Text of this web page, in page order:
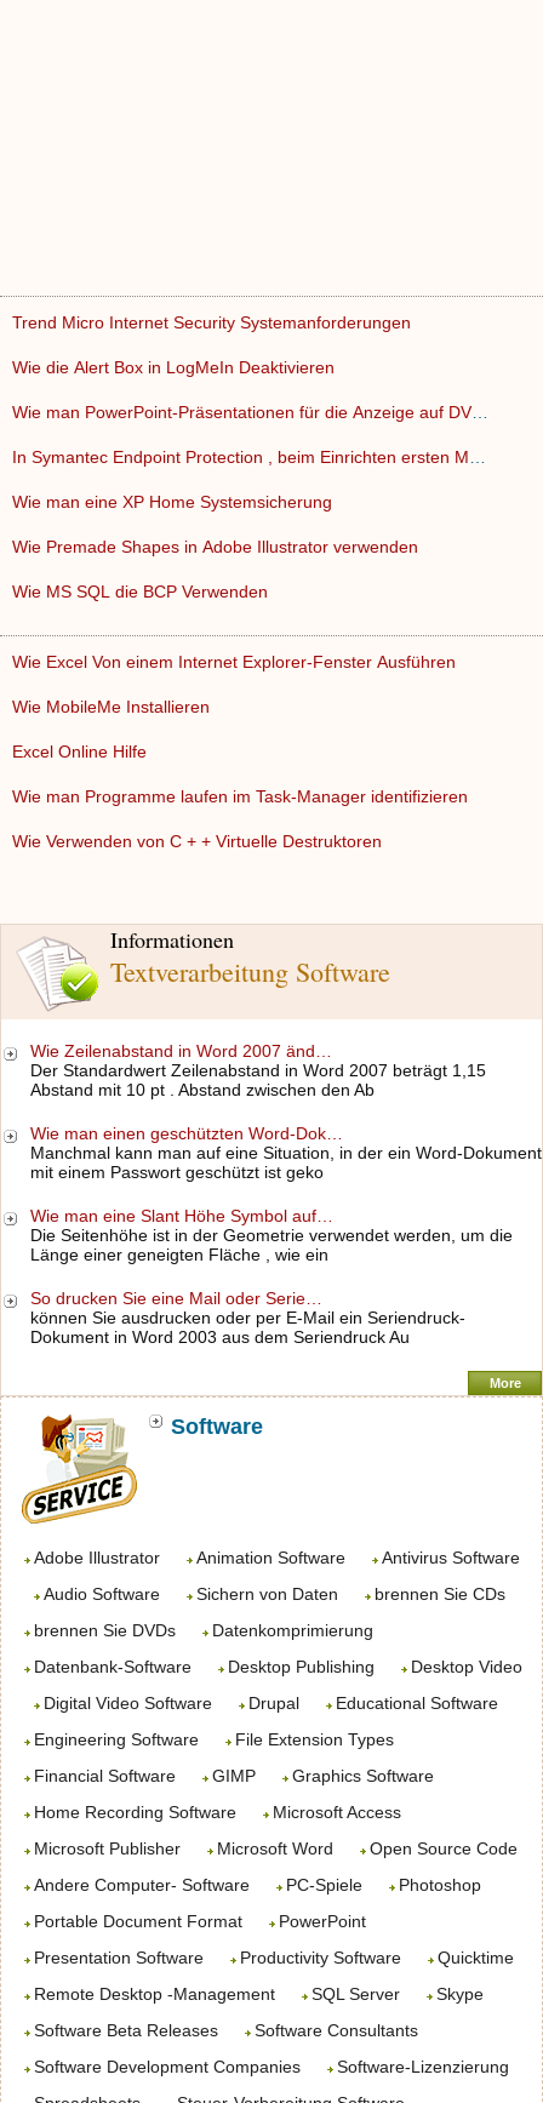
Informationen
Textverarbeitung Software
Wie Zeilenabstand in Word 2007 änd…
Der Standardwert Zeilenabstand in Word 2007 beträgt 1,15
Abstand mit 10 pt . Abstand zwischen den Ab
Wie man einen geschützten Word-Dok…
Manchmal kann man auf eine Situation, in der ein Word-Dokument
mit einem Passwort geschützt ist geko
Wie man eine Slant Höhe Symbol auf…
Die Seitenhöhe ist in der Geometrie verwendet werden, um die
Länge einer geneigten Fläche , wie ein
So drucken Sie eine Mail oder Serie…
können Sie ausdrucken oder per E-Mail ein Seriendruck-
Dokument in Word 2003 aus dem Seriendruck Au
More
Software
Adobe Illustrator Animation Software
Antivirus Software
Audio Software
Sichern von Daten
brennen Sie CDs
brennen Sie DVDs
Datenkomprimierung
Datenbank-Software
Desktop Publishing
Desktop Video
Digital Video Software
Drupal
Educational Software
Engineering Software
File Extension Types
Financial Software
GIMP
Graphics Software
Home Recording Software
Microsoft Access
Microsoft Publisher
Microsoft Word
Open Source Code
Andere Computer- Software
PC-Spiele
Photoshop
Portable Document Format
PowerPoint
Presentation Software
Productivity Software
Quicktime
Remote Desktop -Management
SQL Server
Skype
Software Beta Releases
Software Consultants
Software Development Companies
Software-Lizenzierung
Trend Micro Internet Security Systemanforderungen
Wie die Alert Box in LogMeIn Deaktivieren
Wie man PowerPoint-Präsentationen für die Anzeige auf DVDs…
Wie man eine XP Home Systemsicherung
Wie Premade Shapes in Adobe Illustrator verwenden
Wie MS SQL die BCP Verwenden
Wie Excel Von einem Internet Explorer-Fenster Ausführen
Wie MobileMe Installieren
Excel Online Hilfe
Wie man Programme laufen im Task-Manager identifizieren
Wie Verwenden von C + + Virtuelle Destruktoren